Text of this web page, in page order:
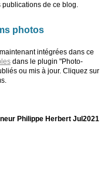
publications de ce blog.
photos
intégrées dans ce
dans le plugin "Photo-
ou mis à jour. Cliquez sur
Philippe Herbert Jul2021